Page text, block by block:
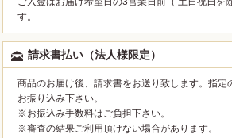
す。
請求書払い（法人様限定）
商品のお届け後、請求書をお送り致します。指定
お振り込み下さい。
※お振込み手数料はご負担下さい。
※審査の結果ご利用頂けない場合があります。